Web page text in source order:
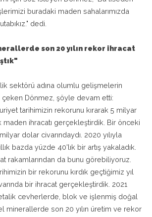
buradaki maden sahalarımızda
dedi.
son 20 yılın rekor ihracat
sektörü adına olumlu gelişmelerin
çeken Dönmez, şöyle devam etti:
tarihimizin rekorunu kırarak 5 milyar
maden ihracatı gerçekleştirdik. Bir önceki
dolar civarındaydı. 2020 yılıyla
bazda yüzde 40'lık bir artış yakaladık.
rakamlarından da bunu görebiliyoruz.
bir rekorunu kırdık geçtiğimiz yıl
bir ihracat gerçekleştirdik. 2021
cevherlerde, blok ve işlenmiş doğal
minerallerde son 20 yılın üretim ve rekor